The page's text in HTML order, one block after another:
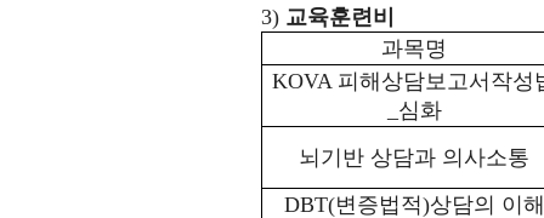
3) 교육훈련비
과목명
KOVA 피해상담보고서작성
심화
뇌기반 상담과 의사소통
DBT(변증법적)상담의 이해